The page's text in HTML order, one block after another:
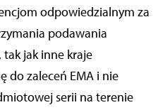
odpowiedzialnym za
podawania
jak inne kraje
do zaleceń EMA i nie
serii na terenie